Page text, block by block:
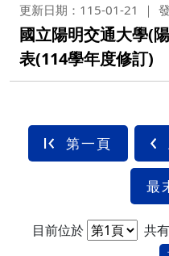
更新日期：115-01-21
國立陽明交通大學(
表(114學年度修訂)
第一頁
最
目前位於 共有